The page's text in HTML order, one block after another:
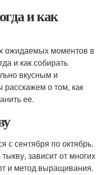
и как
ожидаемых моментов в
и как собирать
вкусным и
расскажем о том, как
ее.
с сентября по октябрь.
зависит от многих
и метод выращивания.